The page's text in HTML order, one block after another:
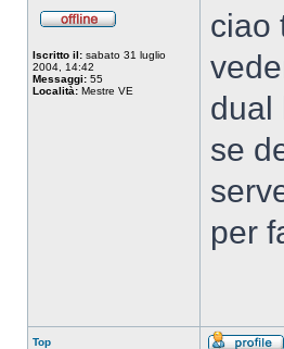
Iscritto il: sabato 31 luglio
2004, 14:42
Messaggi: 55
Località: Mestre VE
ciao
dual
se
per
Top